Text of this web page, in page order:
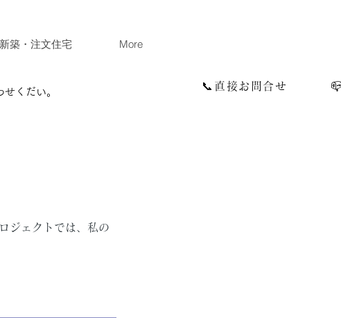
新築・注文住宅 More
くだい。
📞直接お問合せ
ジェクトでは、私の